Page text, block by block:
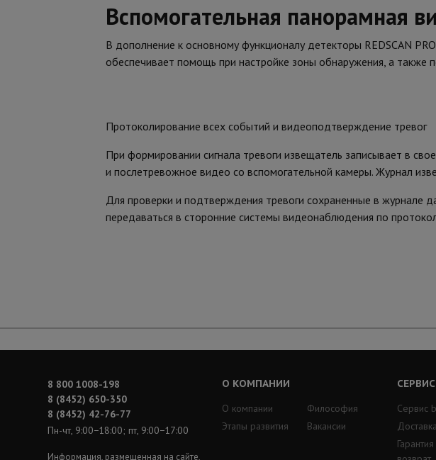
Вспомогательная панорамная
В дополнение к основному функционалу детекторы REDSCAN
обеспечивает помощь при настройке зоны обнаружения, а также
Протоколирование всех событий и видеоподтверждение тревог
При формировании сигнала тревоги извещатель записывает в
и послетревожное видео со вспомогательной камеры. Журнал
Для проверки и подтверждения тревоги сохраненные в журнале
передаваться в сторонние системы видеонаблюдения по
8 800 1008-198
8 (8452) 650-350
8 (8452) 42-76-77
Пн-чт, 9:00−18:00; пт, 9:00−17:00
Информация, размещенная на сайте,
О КОМПАНИИ
О компании
Этапы развития
Философия
Вакансии
СЕРВИС
Сервис
Доставка